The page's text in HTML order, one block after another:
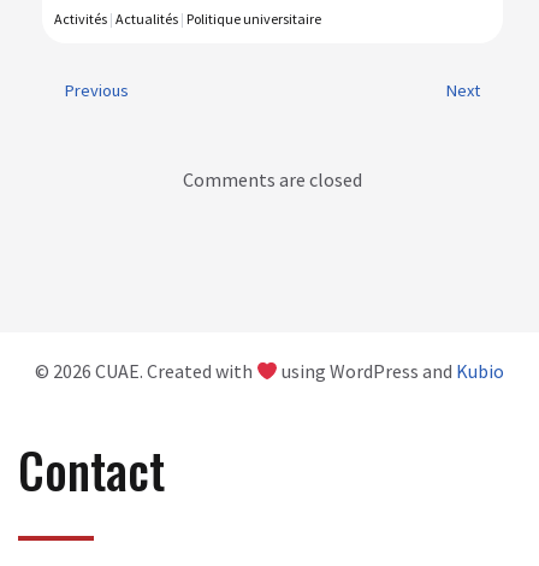
Activités | Actualités | Politique universitaire
Previous Next
Comments are closed
© 2026 CUAE. Created with using WordPress and Kubio
Contact